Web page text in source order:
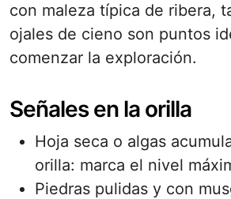
con maleza típica de ribera,
ojales de cieno son puntos
comenzar la exploración.
Señales en la orilla
Hoja seca o algas
orilla: marca el nivel
Piedras pulidas y con